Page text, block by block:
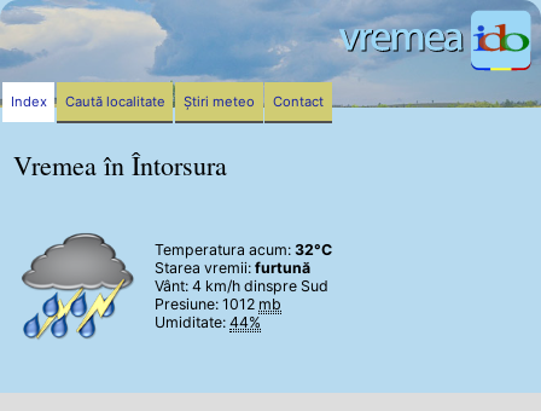
Vremea în Întorsura
Temperatura acum: 32°C
Starea vremii: furtună
Vânt: 4 km/h dinspre Sud
Presiune: 1012 mb
Umiditate: 44%
Index Caută localitate Știri meteo Contact